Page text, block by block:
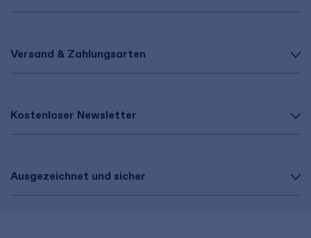
Versand & Zahlungsarten
Kostenloser Newsletter
Ausgezeichnet und sicher